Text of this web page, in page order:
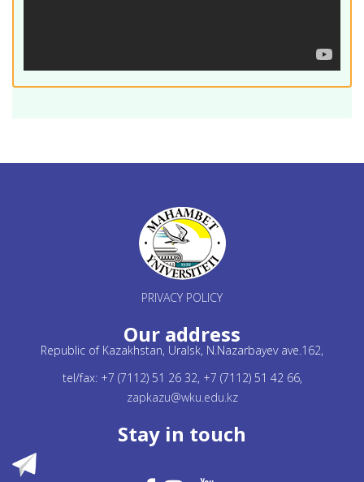
PRIVACY POLICY
Our address
Republic of Kazakhstan, Uralsk, N.Nazarbayev ave.162,
tel/fax: +7 (7112) 51 26 32, +7 (7112) 51 42 66,
zapkazu@wku.edu.kz
Stay in touch